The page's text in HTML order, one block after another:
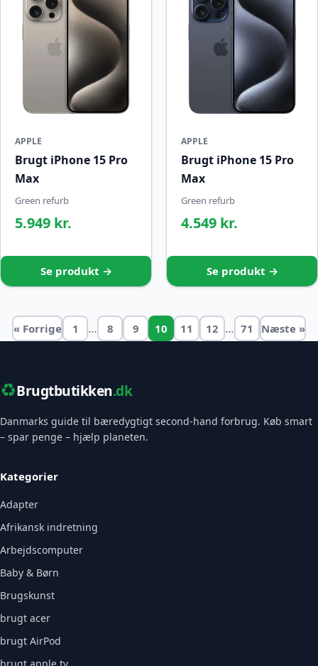
APPLE
Brugt iPhone 15 Pro
Max
Green refurb
5.949 kr.
Se produkt →
APPLE
Brugt iPhone 15 Pro
Max
Green refurb
4.549 kr.
Se produkt →
« Forrige 1 … 8 9 10 11 12 … 71 Næste »
♻️Brugtbutikken.dk
Danmarks guide til bæredygtigt second-hand forbrug. Køb smart
– spar penge – hjælp planeten.
Kategorier
Adapter
Afrikansk indretning
Arbejdscomputer
Baby & Børn
Brugskunst
brugt acer
brugt AirPod